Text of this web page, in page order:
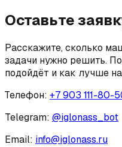
Оставьте
Расскажите, сколько
задачи нужно решить.
подойдёт и как лучше
Телефон: +7 903 111-80-
Telegram: @iglonass_bot
Email: info@iglonass.ru